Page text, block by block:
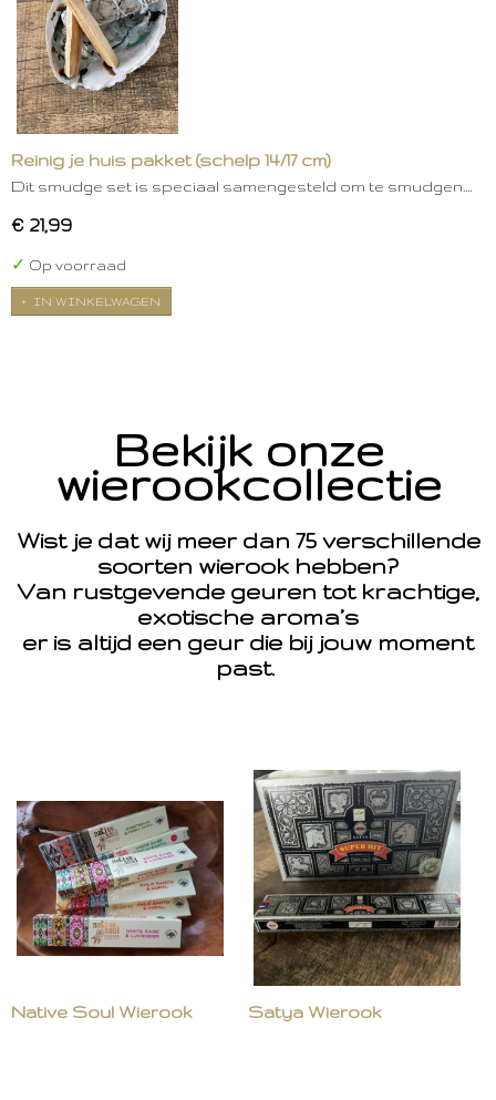
Reinig je huis pakket (schelp 14/17 cm)
Dit smudge set is speciaal samengesteld om te smudgen.…
€ 21,99
✓ Op voorraad
IN WINKELWAGEN
Bekijk onze
wierookcollectie
Wist je dat wij meer dan 75 verschillende
soorten wierook hebben?
Van rustgevende geuren tot krachtige,
exotische aroma’s
er is altijd een geur die bij jouw moment
past.
Native Soul Wierook Satya Wierook